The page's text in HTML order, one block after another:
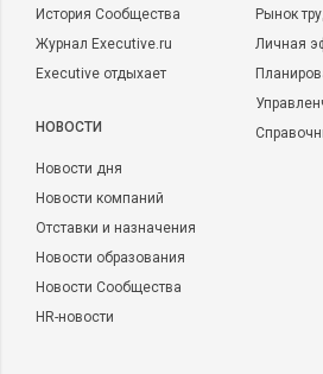
История Сообщества
Журнал Executive.ru
Executive отдыхает
НОВОСТИ
Новости дня
Новости компаний
Отставки и назначения
Новости образования
Новости Сообщества
HR-новости
Рынок
Личная